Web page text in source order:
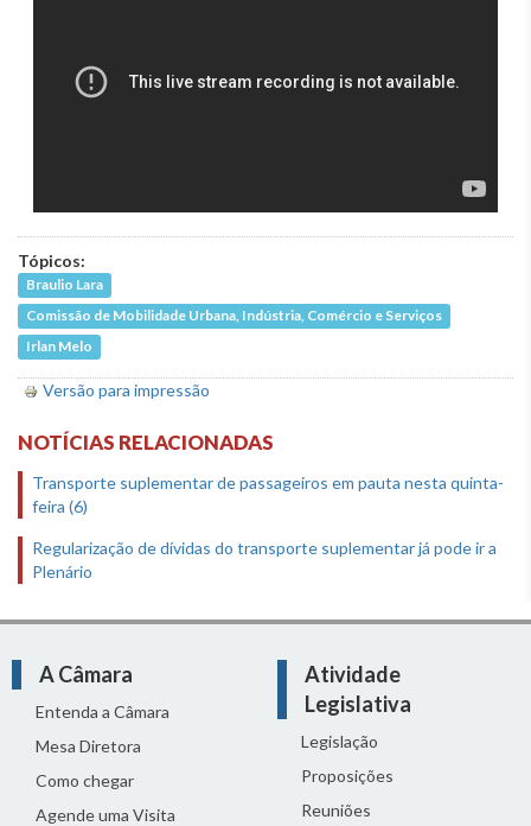
Tópicos:
Braulio Lara
Comissão de Mobilidade Urbana, Indústria, Comércio e Serviços
Irlan Melo
Versão para impressão
NOTÍCIAS RELACIONADAS
Transporte suplementar de passageiros em pauta nesta quinta-
feira (6)
Regularização de dívidas do transporte suplementar já pode ir a
Plenário
A Câmara
Entenda a Câmara
Mesa Diretora
Como chegar
Agende uma Visita
Atividade
Legislativa
Legislação
Proposições
Reuniões